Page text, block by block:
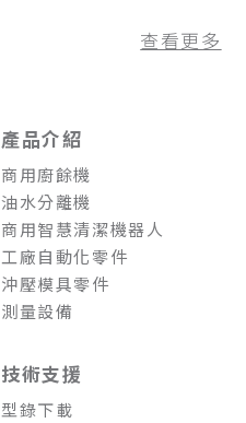
查看更多
產品介紹
商用廚餘機
油水分離機
商用智慧清潔機器人
工廠自動化零件
沖壓模具零件
測量設備
技術支援
型錄下載